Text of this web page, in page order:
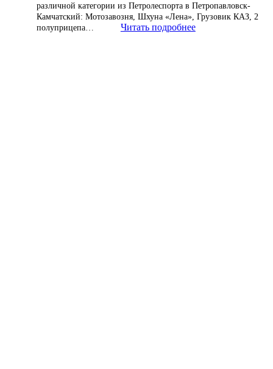
различной категории из Петролеспорта в Петропавловск-
Камчатский: Мотозавозня, Шхуна «Лена», Грузовик КАЗ, 2
полуприцепа…
Читать подробнее